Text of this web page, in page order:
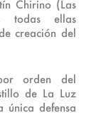
Chirino (Las
todas ellas
creación del
orden del
de La Luz
única defensa